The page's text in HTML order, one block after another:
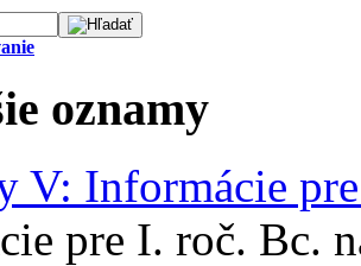
oznamy
V: Informácie
pre I. roč. Bc.